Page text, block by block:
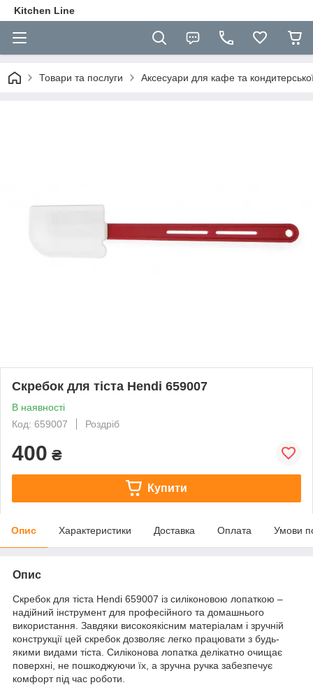
Kitchen Line
Товари та послуги Аксесуари для кафе та
Скребок для тіста Hendi 659007
В наявності
Код: 659007
Роздріб
400 ₴
Купити
Опис Характеристики Доставка Оплата Умови
Опис
Скребок для тіста Hendi 659007 із силіконовою лопаткою –
надійний інструмент для професійного та домашнього
використання. Завдяки високоякісним матеріалам і зручній
конструкції цей скребок дозволяє легко працювати з будь-
якими видами тіста. Силіконова лопатка делікатно очищає
поверхні, не пошкоджуючи їх, а зручна ручка забезпечує
комфорт під час роботи.